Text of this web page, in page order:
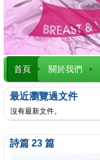
首頁 關於我們
最近瀏覽過文件
沒有最新文件。
詩篇 23 篇